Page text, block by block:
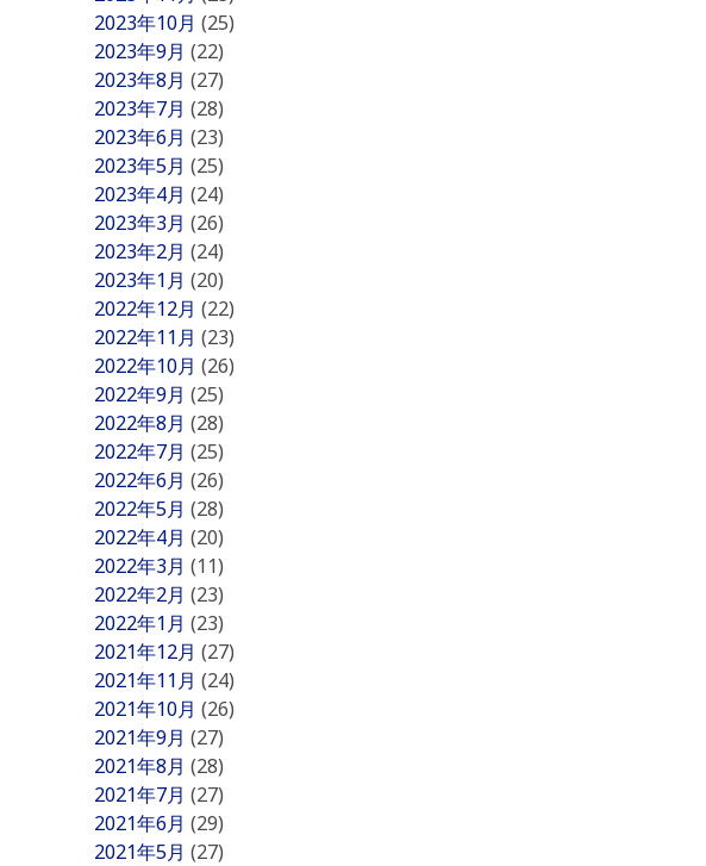
2023年10月 (25)
2023年9月 (22)
2023年8月 (27)
2023年7月 (28)
2023年6月 (23)
2023年5月 (25)
2023年4月 (24)
2023年3月 (26)
2023年2月 (24)
2023年1月 (20)
2022年12月 (22)
2022年11月 (23)
2022年10月 (26)
2022年9月 (25)
2022年8月 (28)
2022年7月 (25)
2022年6月 (26)
2022年5月 (28)
2022年4月 (20)
2022年3月 (11)
2022年2月 (23)
2022年1月 (23)
2021年12月 (27)
2021年11月 (24)
2021年10月 (26)
2021年9月 (27)
2021年8月 (28)
2021年7月 (27)
2021年6月 (29)
2021年5月 (27)